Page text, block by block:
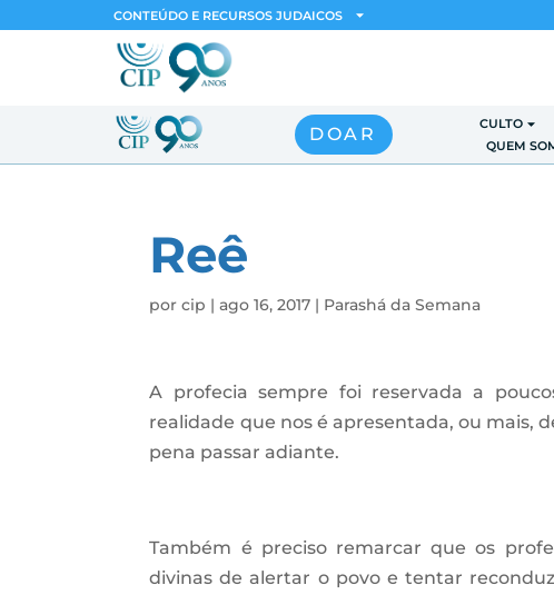
CONTEÚDO E RECURSOS JUDAICOS
DOAR CULTO
QUEM
Reê
porcip |ago 16, 2017 | Parashá da Semana
A profecia sempre foi reservada a
realidade que nos é apresentada, ou mais,
pena passar adiante.
Também é preciso remarcar que os
divinas de alertar o povo e tentar